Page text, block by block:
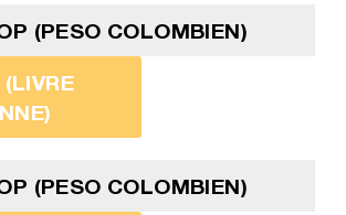
(PESO COLOMBIEN)
(PESO COLOMBIEN)